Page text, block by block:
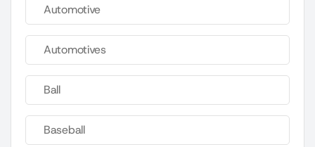
Automotive
Automotives
Ball
Baseball